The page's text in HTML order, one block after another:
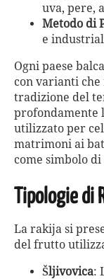
uva, pere,
Metodo di
e
Ogni paese
con varianti
tradizione del
profondamente
utilizzato per
matrimoni ai
come simbolo
Tipologie di
La rakija si
del frutto
Šljivovica: